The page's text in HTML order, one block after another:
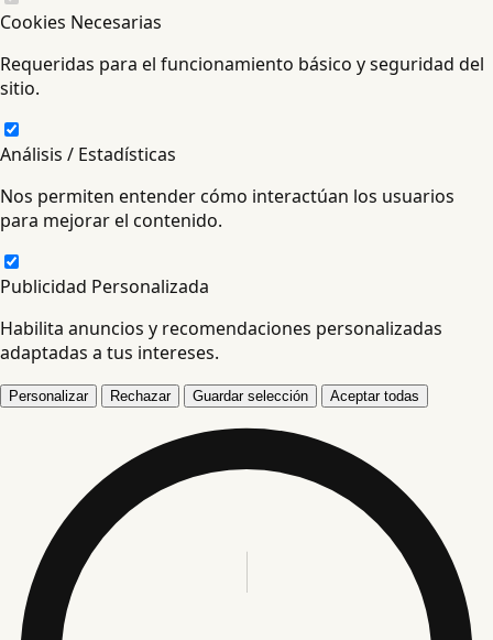
Cookies Necesarias
Requeridas para el funcionamiento básico y seguridad del
sitio.
Análisis / Estadísticas
Nos permiten entender cómo interactúan los usuarios
para mejorar el contenido.
Publicidad Personalizada
Habilita anuncios y recomendaciones personalizadas
adaptadas a tus intereses.
Personalizar Rechazar Guardar selección Aceptar todas